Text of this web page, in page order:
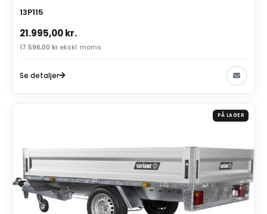
13P115
21.995,00kr.
17.596,00 kr.ekskl. moms
Se detaljer
PÅ LAGER